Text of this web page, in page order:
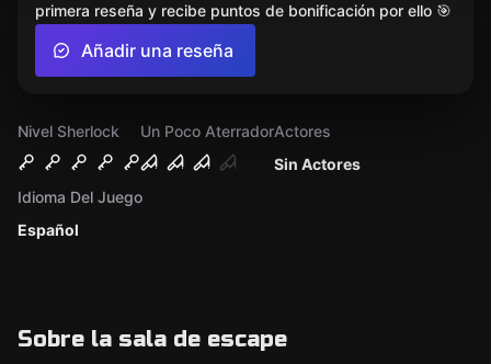
Nivel Sherlock
Un Poco Aterrador
Sin Actores
Actores
Español
Idioma Del Juego
Sobre la sala de escape
primera reseña y recibe puntos de bonificación por ello 🎯
Añadir una reseña